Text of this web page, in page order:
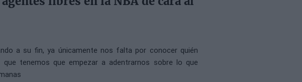
a su fin, ya únicamente nos falta por conocer quién
tenemos que empezar a adentrarnos sobre lo que